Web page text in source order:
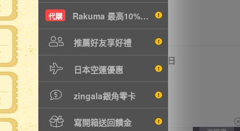
代購 Rakuma 最高10%現折
推薦好友享好禮
日本空運優惠
zingala銀角零卡
寫開箱送回饋金
4日